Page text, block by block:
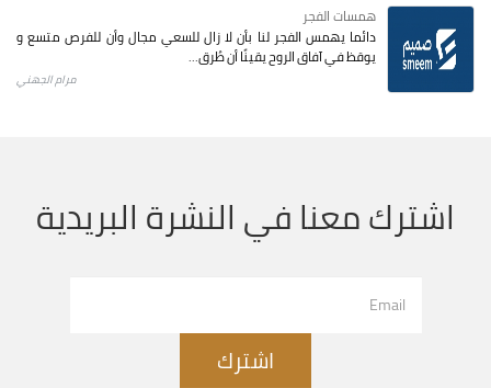
همسات الفجر
دائما يهمس الفجر لنا بأن لا زال للسعي مجال وأن للفرص متسع و
يوقظ في آفاق الروح يقينًا أن طُرق...
مرام الجهني
اشترك معنا في النشرة البريدية
اشترك